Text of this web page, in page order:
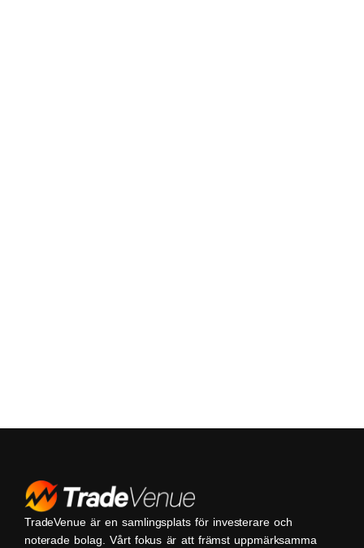
TradeVenue är en samlingsplats för investerare och
noterade bolag. Vårt fokus är att främst uppmärksamma